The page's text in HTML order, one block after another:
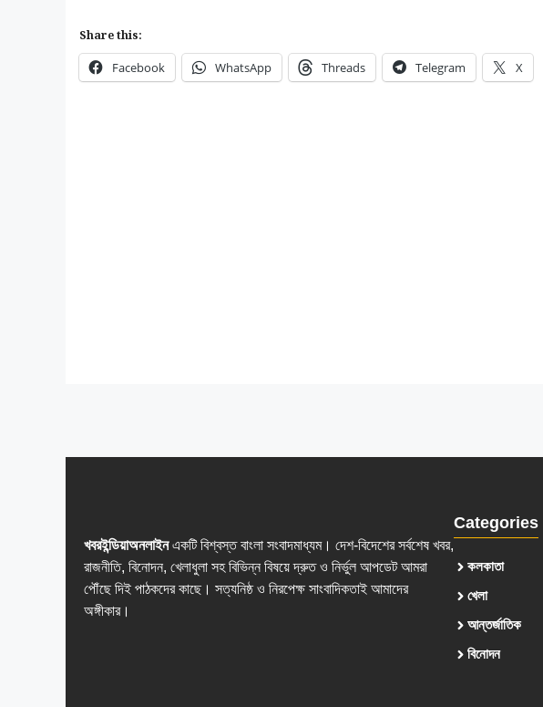
Share this:
Facebook WhatsApp Threads Telegram X
খবরইন্ডিয়াঅনলাইনএকটি বিশ্বস্ত বাংলা সংবাদমাধ্যম। দেশ-বিদেশের সর্বশেষ খবর,
রাজনীতি, বিনোদন, খেলাধুলা সহ বিভিন্ন বিষয়ে দ্রুত ও নির্ভুল আপডেট আমরা
পৌঁছে দিই পাঠকদের কাছে। সত্যনিষ্ঠ ও নিরপেক্ষ সাংবাদিকতাই আমাদের
অঙ্গীকার।
Categories
কলকাতা
খেলা
আন্তর্জাতিক
বিনোদন